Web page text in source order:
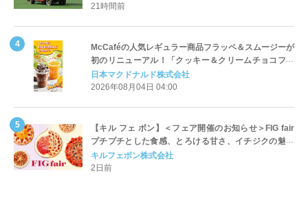
21時間前
McCaféの人気レギュラー商品フラッペ＆スムージーが
初のリニューアル！「クッキー＆クリームチョコフラ
ッペ」「マンゴースムージー」8月5日（水）から販売
開始
日本マクドナルド株式会社
2026年08月04日 04:00
【キル フェ ボン】＜フェア開催のお知らせ＞FIG fair
プチプチとした食感、とろける甘さ、イチジクの魅力
をたっぷりと。新作を含め、イチジク尽くしの全4種が
登場8月20日（木）スタート
キルフェボン株式会社
2日前